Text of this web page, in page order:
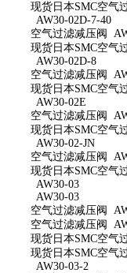
现货日本SMC空气
AW30-02D-7-40
空气过滤减压阀
现货日本SMC空气
AW30-02D-8
空气过滤减压阀
现货日本SMC空气
AW30-02E
空气过滤减压阀
现货日本SMC空气
AW30-02-JN
空气过滤减压阀
现货日本SMC空气
AW30-03
AW30-03
空气过滤减压阀
空气过滤减压阀
现货日本SMC空气
现货日本SMC空气
AW30-03-2